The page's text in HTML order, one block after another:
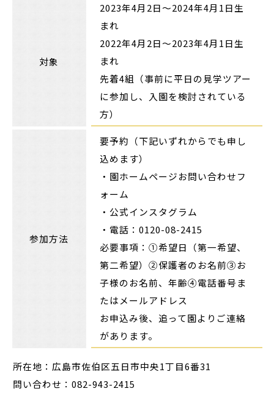
対象
2023年4月2日～2024年4月1日生
まれ
2022年4月2日～2023年4月1日生
まれ
先着4組（事前に平日の見学ツアー
に参加し、入園を検討されている
方）
参加方法
要予約（下記いずれからでも申し
込めます）
・園ホームページお問い合わせフ
ォーム
・公式インスタグラム
・電話：0120-08-2415
必要事項：①希望日（第一希望、
第二希望）②保護者のお名前③お
子様のお名前、年齢④電話番号ま
たはメールアドレス
お申込み後、追って園よりご連絡
があります。
所在地：広島市佐伯区五日市中央1丁目6番31
問い合わせ：082-943-2415